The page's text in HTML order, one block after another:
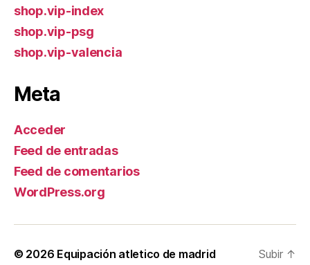
shop.vip-index
shop.vip-psg
shop.vip-valencia
Meta
Acceder
Feed de entradas
Feed de comentarios
WordPress.org
© 2026 Equipación atletico de madrid Subir ↑